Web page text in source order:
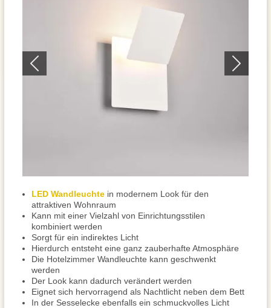
LED Wandleuchte in modernem Look für den
attraktiven Wohnraum
Kann mit einer Vielzahl von Einrichtungsstilen
kombiniert werden
Sorgt für ein indirektes Licht
Hierdurch entsteht eine ganz zauberhafte Atmosphäre
Die Hotelzimmer Wandleuchte kann geschwenkt
werden
Der Look kann dadurch verändert werden
Eignet sich hervorragend als Nachtlicht neben dem Bett
In der Sesselecke ebenfalls ein schmuckvolles Licht